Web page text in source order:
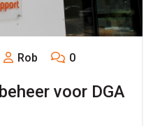
Rob 0
voor DGA